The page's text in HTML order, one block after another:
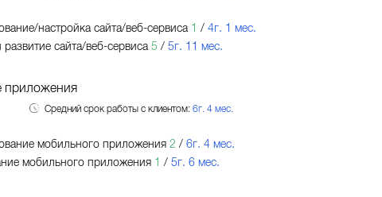
настройка сайта/веб-сервиса 1 / 4г. 1 мес.
развитие сайта/веб-сервиса 5 / 5г. 11 мес.
приложения
Средний срок работы с клиентом: 6г. 4 мес.
мобильного приложения 2 / 6г. 4 мес.
мобильного приложения 1 / 5г. 6 мес.